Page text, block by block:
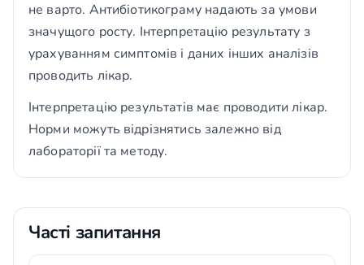
не варто. Антибіотикограму надають за умови
значущого росту. Інтерпретацію результату з
урахуванням симптомів і даних інших аналізів
проводить лікар.
Інтерпретацію результатів має проводити лікар.
Норми можуть відрізнятись залежно від
лабораторії та методу.
Часті запитання